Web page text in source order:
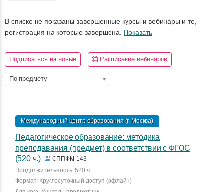
В списке не показаны завершенные курсы и вебинары и те,
регистрация на которые завершена. Показать
Подписаться на новые Расписание вебинаров
По предмету
Международный центр образования (г. Москва)
Педагогическое образование: методика
преподавания (предмет) в соответствии с ФГОС
(520 ч.)
СППФМ-143
Продолжительность: 520 ч.
Формат: Круглосуточный доступ (офлайн)